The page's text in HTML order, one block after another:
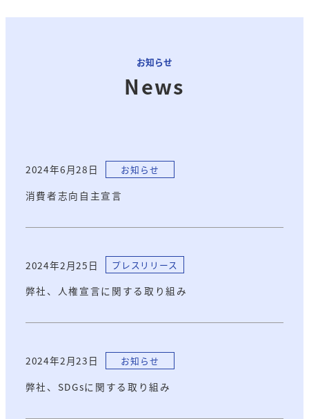
お知らせ
News
消費者志向自主宣言
2024年6月28日 お知らせ
弊社、人権宣言に関する取り組み
2024年2月25日 プレスリリース
弊社、SDGsに関する取り組み
2024年2月23日 お知らせ